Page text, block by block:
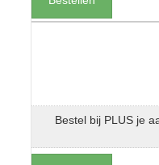
Bestel bij PLUS je